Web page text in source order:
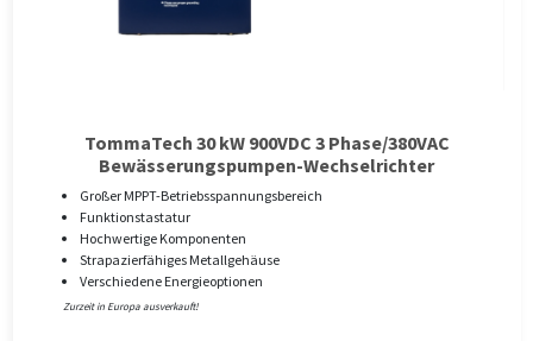
TommaTech 30 kW 900VDC 3 Phase/380VAC
Bewässerungspumpen-Wechselrichter
Großer MPPT-Betriebsspannungsbereich
Funktionstastatur
Hochwertige Komponenten
Strapazierfähiges Metallgehäuse
Verschiedene Energieoptionen
Zurzeit in Europa ausverkauft!